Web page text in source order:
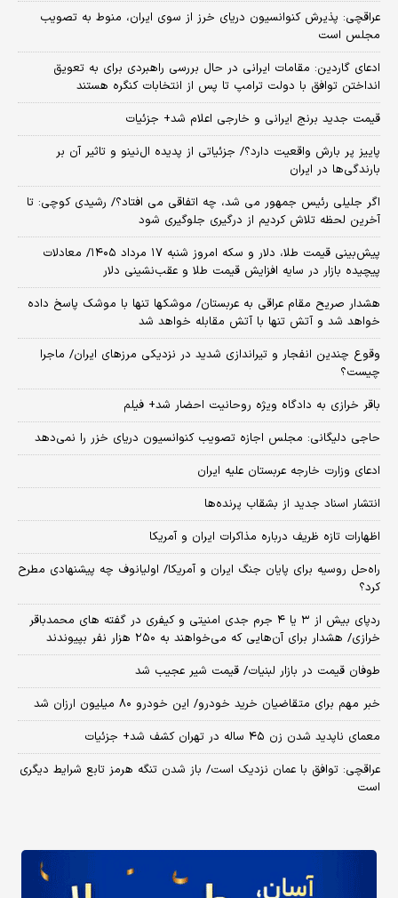
عراقچی: پذیرش کنوانسیون دریای خرز از سوی ایران، منوط به تصویب
مجلس است
ادعای گاردین: مقامات ایرانی در حال بررسی راهبردی برای به تعویق
انداختن توافق با دولت ترامپ تا پس از انتخابات کنگره هستند
قیمت جدید برنج ایرانی و خارجی اعلام شد+ جزئیات
پاییز پر بارش واقعیت دارد؟/ جزئیاتی از پدیده ال‌نینو و تاثیر آن بر
بارندگی‌ها در ایران
اگر جلیلی رئیس جمهور می شد، چه اتفاقی می افتاد؟/ رشیدی کوچی: تا
آخرین لحظه تلاش کردیم از درگیری جلوگیری شود
پیش‌بینی قیمت طلا، دلار و سکه امروز شنبه ۱۷ مرداد ۱۴۰۵/ معادلات
پیچیده بازار در سایه افزایش قیمت طلا و عقب‌نشینی دلار
هشدار صریح مقام عراقی به عربستان/ موشکها تنها با موشک پاسخ داده
خواهد شد و آتش تنها با آتش مقابله خواهد شد
وقوع چندین انفجار و تیراندازی شدید در نزدیکی مرز‌های ایران/ ماجرا
چیست؟
باقر خرازی به دادگاه ویژه روحانیت احضار شد+ فیلم
حاجی دلیگانی: مجلس اجازه تصویب کنوانسیون دریای خزر را نمی‌دهد
ادعای وزارت خارجه عربستان علیه ایران
انتشار اسناد جدید از بشقاب پرنده‌ها
اظهارات تازه ظریف درباره مذاکرات ایران و آمریکا
راه‌حل روسیه برای پایان جنگ ایران و آمریکا/ اولیانوف چه پیشنهادی مطرح
کرد؟
ردپای بیش از ۳ یا ۴ جرم جدی امنیتی و کیفری در گفته های محمدباقر
خرازی/ هشدار برای آن‌هایی که می‌خواهند به ۲۵۰ هزار نفر بپیوندند
طوفان قیمت در بازار لبنیات/ قیمت شیر عجیب شد
خبر مهم برای متقاضیان خرید خودرو/ این خودرو ۸۰ میلیون ارزان شد
معمای ناپدید شدن زن ۴۵ ساله در تهران کشف شد+ جزئیات
عراقچی: توافق با عمان نزدیک است/ باز شدن تنگه هرمز تابع شرایط دیگری
است